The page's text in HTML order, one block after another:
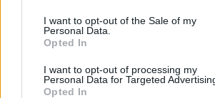
I want to opt-out of the Sale of my
Personal Data.
Opted In
I want to opt-out of processing my
Personal Data for Targeted
Opted In